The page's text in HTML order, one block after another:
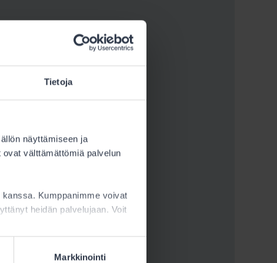
Tietoja
näyttämiseen ja
välttämättömiä palvelun
Kumppanimme voivat
heidän palvelujaan. Voit
Markkinointi